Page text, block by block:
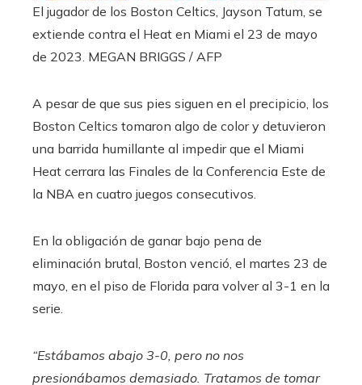
El jugador de los Boston Celtics, Jayson Tatum, se
extiende contra el Heat en Miami el 23 de mayo
de 2023. MEGAN BRIGGS / AFP
A pesar de que sus pies siguen en el precipicio, los
Boston Celtics tomaron algo de color y detuvieron
una barrida humillante al impedir que el Miami
Heat cerrara las Finales de la Conferencia Este de
la NBA en cuatro juegos consecutivos.
En la obligación de ganar bajo pena de
eliminación brutal, Boston venció, el martes 23 de
mayo, en el piso de Florida para volver al 3-1 en la
serie.
“Estábamos abajo 3-0, pero no nos
presionábamos demasiado. Tratamos de tomar